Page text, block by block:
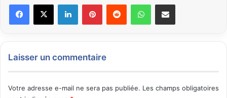
Laisser un commentaire
Votre adresse e-mail ne sera pas publiée. Les champs obligatoires